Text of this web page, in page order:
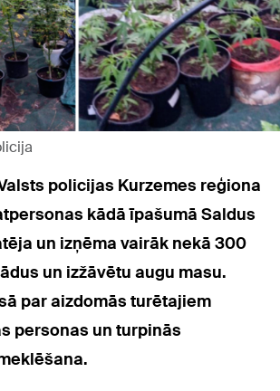
policijas Kurzemes reģiona
kādā īpašumā Saldus
un izņēma vairāk nekā 300
un izžāvētu augu masu.
par aizdomās turētajiem
personas un turpinās